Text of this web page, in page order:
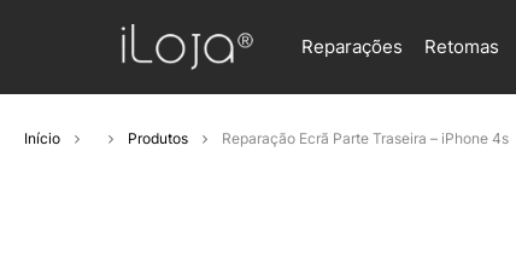
Reparações Retomas
Início Produtos Reparação Ecrã Parte Traseira – iPhone 4s